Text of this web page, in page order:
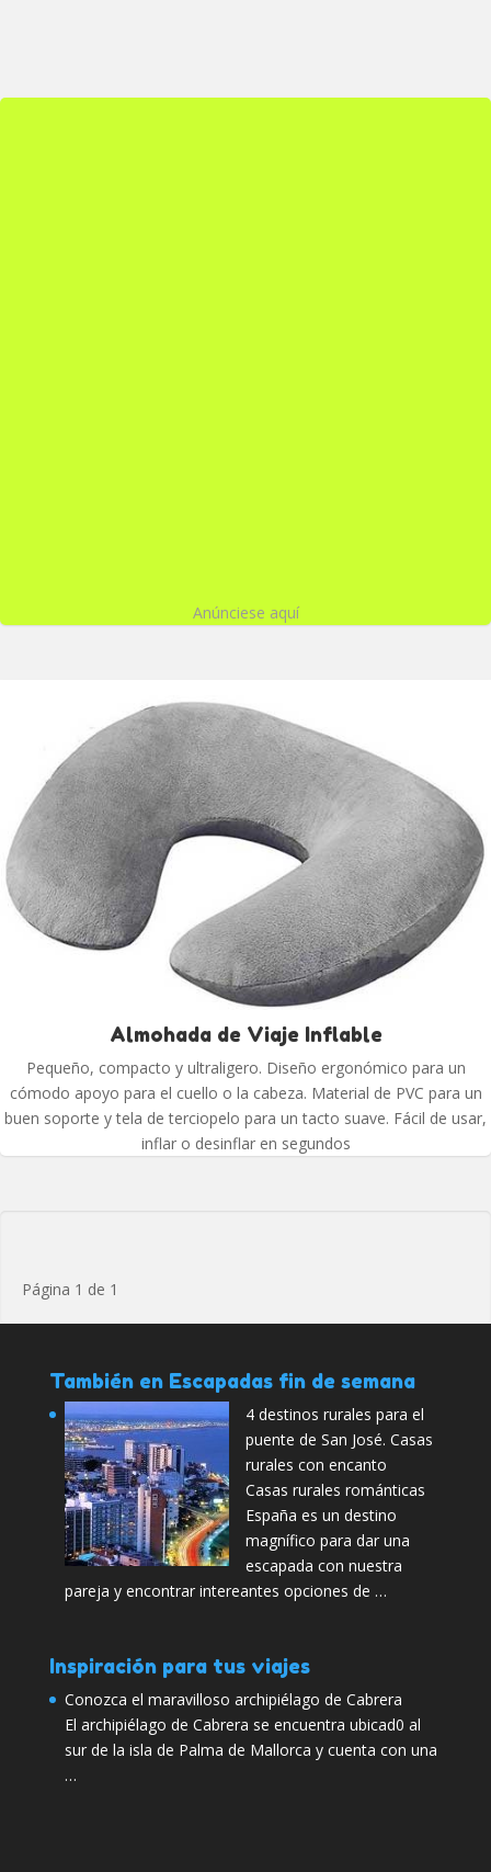
Anúnciese aquí
Almohada de Viaje Inflable
Pequeño, compacto y ultraligero. Diseño ergonómico para un
cómodo apoyo para el cuello o la cabeza. Material de PVC para un
buen soporte y tela de terciopelo para un tacto suave. Fácil de usar,
inflar o desinflar en segundos
Página 1 de 1
También en Escapadas fin de semana
4 destinos rurales para el
puente de San José. Casas
rurales con encanto
Casas rurales románticas
España es un destino
magnífico para dar una
escapada con nuestra
pareja y encontrar intereantes opciones de …
Inspiración para tus viajes
Conozca el maravilloso archipiélago de Cabrera
El archipiélago de Cabrera se encuentra ubicad0 al
sur de la isla de Palma de Mallorca y cuenta con una
…